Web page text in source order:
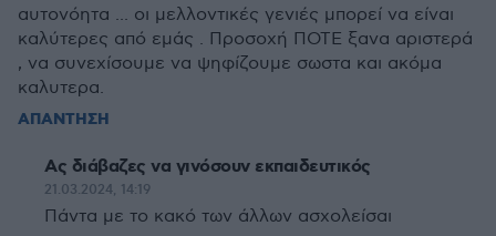
αυτονόητα ... οι μελλοντικές γενιές μπορεί να είναι
καλύτερες από εμάς . Προσοχή ΠΟΤΕ ξανα αριστερά
, να συνεχίσουμε να ψηφίζουμε σωστα και ακόμα
καλυτερα.
ΑΠΑΝΤΗΣΗ
Ας διάβαζες να γινόσουν εκπαιδευτικός
21.03.2024, 14:19
Πάντα με το κακό των άλλων ασχολείσαι